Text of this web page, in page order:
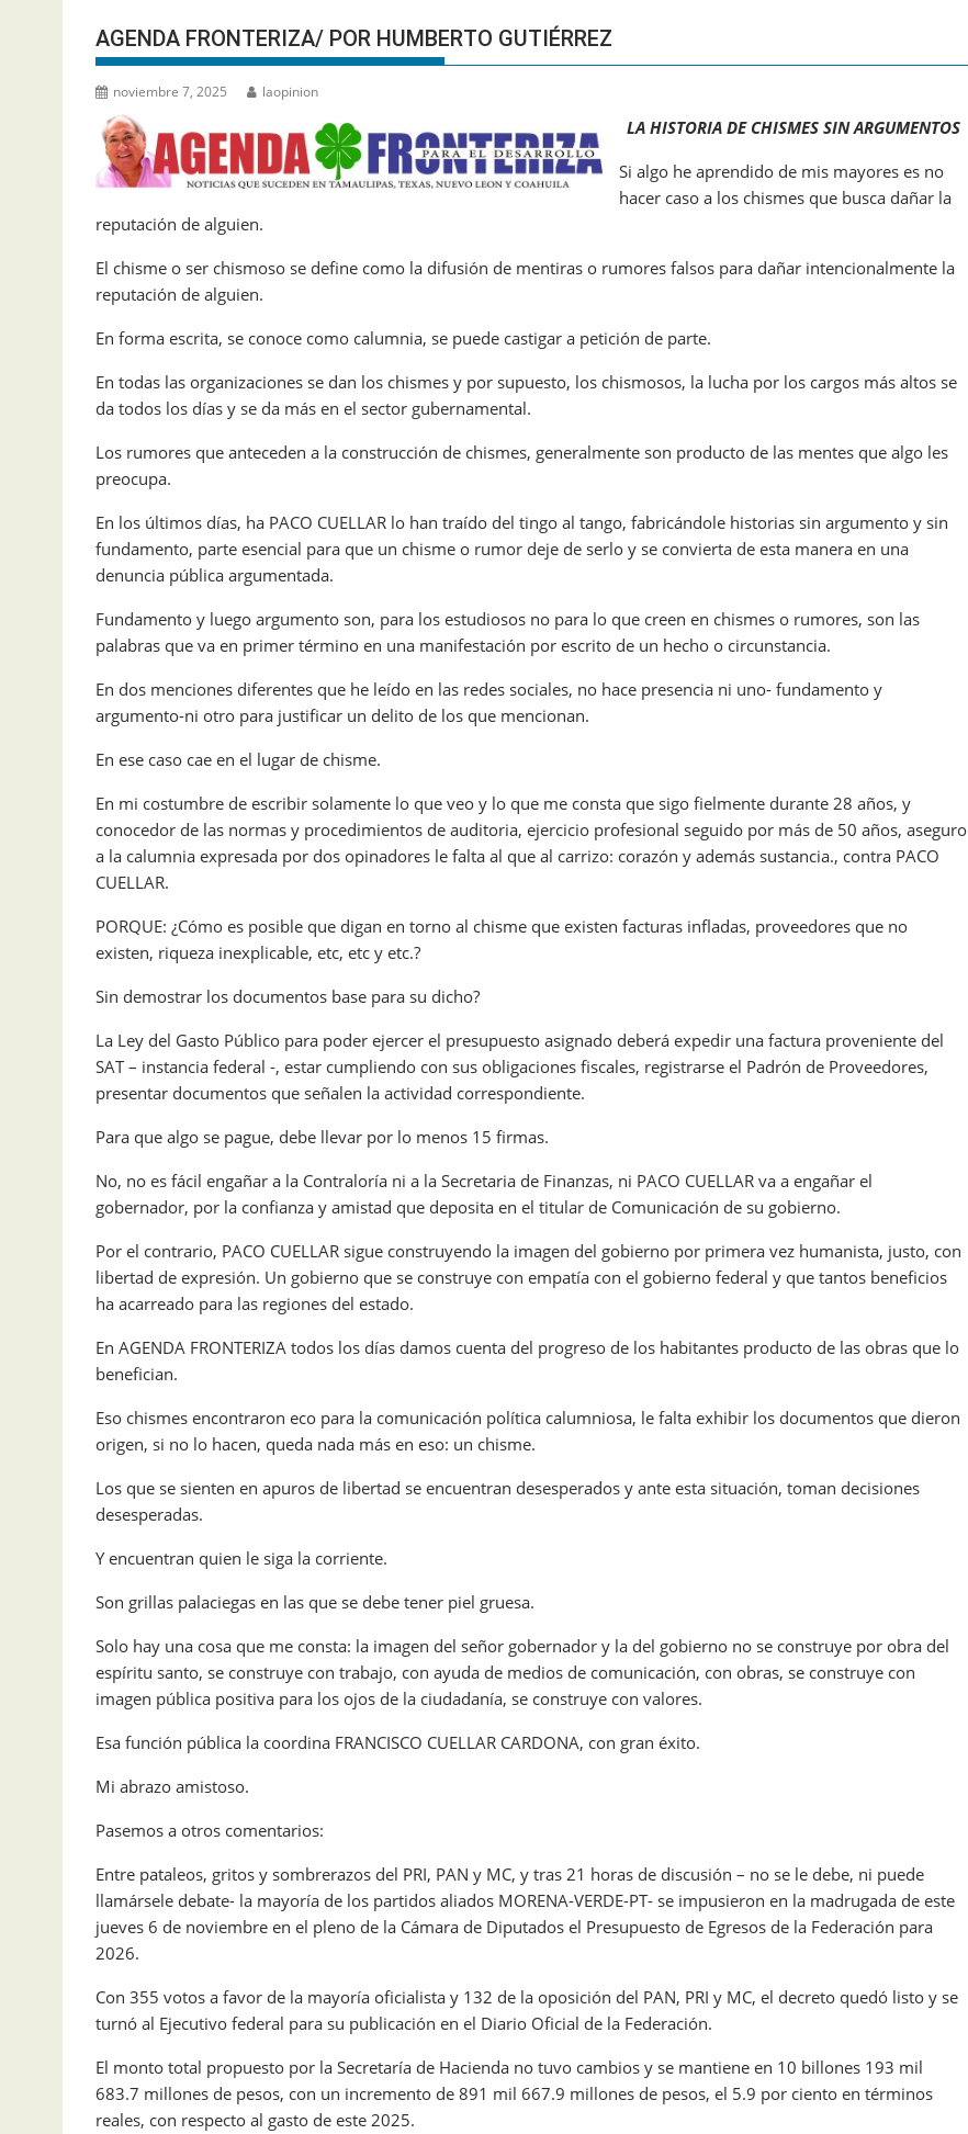
AGENDA FRONTERIZA/ POR HUMBERTO GUTIÉRREZ
noviembre 7, 2025 laopinion
LA HISTORIA DE CHISMES SIN ARGUMENTOS
Si algo he aprendido de mis mayores es no
hacer caso a los chismes que busca dañar la
reputación de alguien.
El chisme o ser chismoso se define como la difusión de mentiras o rumores falsos para dañar intencionalmente la
reputación de alguien.
En forma escrita, se conoce como calumnia, se puede castigar a petición de parte.
En todas las organizaciones se dan los chismes y por supuesto, los chismosos, la lucha por los cargos más altos se
da todos los días y se da más en el sector gubernamental.
Los rumores que anteceden a la construcción de chismes, generalmente son producto de las mentes que algo les
preocupa.
En los últimos días, ha PACO CUELLAR lo han traído del tingo al tango, fabricándole historias sin argumento y sin
fundamento, parte esencial para que un chisme o rumor deje de serlo y se convierta de esta manera en una
denuncia pública argumentada.
Fundamento y luego argumento son, para los estudiosos no para lo que creen en chismes o rumores, son las
palabras que va en primer término en una manifestación por escrito de un hecho o circunstancia.
En dos menciones diferentes que he leído en las redes sociales, no hace presencia ni uno- fundamento y
argumento-ni otro para justificar un delito de los que mencionan.
En ese caso cae en el lugar de chisme.
En mi costumbre de escribir solamente lo que veo y lo que me consta que sigo fielmente durante 28 años, y
conocedor de las normas y procedimientos de auditoria, ejercicio profesional seguido por más de 50 años, aseguro
a la calumnia expresada por dos opinadores le falta al que al carrizo: corazón y además sustancia., contra PACO
CUELLAR.
PORQUE: ¿Cómo es posible que digan en torno al chisme que existen facturas infladas, proveedores que no
existen, riqueza inexplicable, etc, etc y etc.?
Sin demostrar los documentos base para su dicho?
La Ley del Gasto Público para poder ejercer el presupuesto asignado deberá expedir una factura proveniente del
SAT – instancia federal -, estar cumpliendo con sus obligaciones fiscales, registrarse el Padrón de Proveedores,
presentar documentos que señalen la actividad correspondiente.
Para que algo se pague, debe llevar por lo menos 15 firmas.
No, no es fácil engañar a la Contraloría ni a la Secretaria de Finanzas, ni PACO CUELLAR va a engañar el
gobernador, por la confianza y amistad que deposita en el titular de Comunicación de su gobierno.
Por el contrario, PACO CUELLAR sigue construyendo la imagen del gobierno por primera vez humanista, justo, con
libertad de expresión. Un gobierno que se construye con empatía con el gobierno federal y que tantos beneficios
ha acarreado para las regiones del estado.
En AGENDA FRONTERIZA todos los días damos cuenta del progreso de los habitantes producto de las obras que lo
benefician.
Eso chismes encontraron eco para la comunicación política calumniosa, le falta exhibir los documentos que dieron
origen, si no lo hacen, queda nada más en eso: un chisme.
Los que se sienten en apuros de libertad se encuentran desesperados y ante esta situación, toman decisiones
desesperadas.
Y encuentran quien le siga la corriente.
Son grillas palaciegas en las que se debe tener piel gruesa.
Solo hay una cosa que me consta: la imagen del señor gobernador y la del gobierno no se construye por obra del
espíritu santo, se construye con trabajo, con ayuda de medios de comunicación, con obras, se construye con
imagen pública positiva para los ojos de la ciudadanía, se construye con valores.
Esa función pública la coordina FRANCISCO CUELLAR CARDONA, con gran éxito.
Mi abrazo amistoso.
Pasemos a otros comentarios:
Entre pataleos, gritos y sombrerazos del PRI, PAN y MC, y tras 21 horas de discusión – no se le debe, ni puede
llamársele debate- la mayoría de los partidos aliados MORENA-VERDE-PT- se impusieron en la madrugada de este
jueves 6 de noviembre en el pleno de la Cámara de Diputados el Presupuesto de Egresos de la Federación para
2026.
Con 355 votos a favor de la mayoría oficialista y 132 de la oposición del PAN, PRI y MC, el decreto quedó listo y se
turnó al Ejecutivo federal para su publicación en el Diario Oficial de la Federación.
El monto total propuesto por la Secretaría de Hacienda no tuvo cambios y se mantiene en 10 billones 193 mil
683.7 millones de pesos, con un incremento de 891 mil 667.9 millones de pesos, el 5.9 por ciento en términos
reales, con respecto al gasto de este 2025.